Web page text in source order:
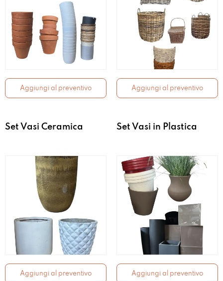
Aggiungi al preventivo Aggiungi al preventivo
Set Vasi Ceramica
Aggiungi al preventivo
Set Vasi in Plastica
Aggiungi al preventivo